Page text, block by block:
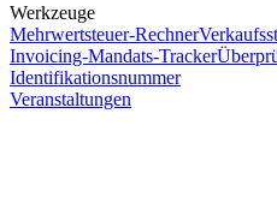
Werkzeuge
Mehrwertsteuer-Rechner
Invoicing-Mandats-Tracker
Identifikationsnummer
Veranstaltungen